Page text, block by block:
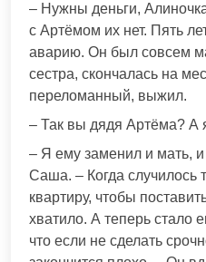
– Нужны деньги,
с Артёмом их нет. Пять
аварию. Он был совсем
сестра, скончалась на
переломанный, выжил.
– Так вы дядя Артёма? А
– Я ему заменил и мать,
Саша. – Когда случилось
квартиру, чтобы
хватило. А теперь стало
что если не сделать